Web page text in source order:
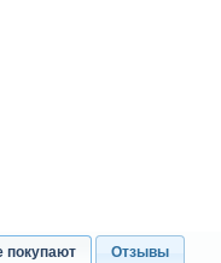
покупают Отзывы